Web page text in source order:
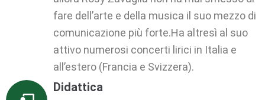
fare dell’arte e della musica il suo mezzo di
comunicazione più forte.Ha altresì al suo
attivo numerosi concerti lirici in Italia e
all’estero (Francia e Svizzera).
Didattica